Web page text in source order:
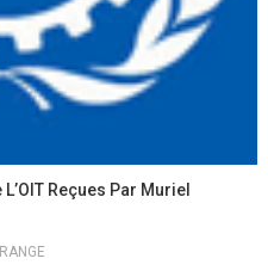
Reçues Par Muriel